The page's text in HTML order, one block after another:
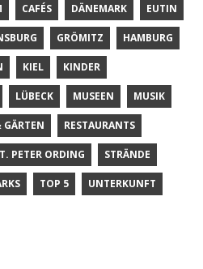
CAFÉS DÄNEMARK EUTIN
GRÖMITZ HAMBURG
KIEL KINDER
LÜBECK MUSEEN MUSIK
GÄRTEN RESTAURANTS
PETER ORDING STRÄNDE
TOP 5 UNTERKUNFT